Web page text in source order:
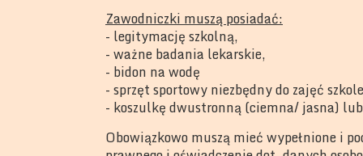
Zawodniczki muszą posiadać:
- legitymację szkolną,
- ważne badania lekarskie,
- bidon na wodę
- sprzęt sportowy niezbędny do zajęć
- koszulkę dwustronną (ciemna/ jasna)
Obowiązkowo muszą mieć wypełnione i